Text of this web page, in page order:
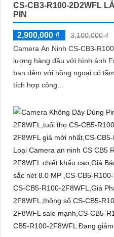
CS-CB3-R100-2D2WFL
PIN
2,900,000 ₫
3,100,000 ₫
Camera An Ninh CS-CB3-
lượng hàng đầu với hình ảnh
ban đêm với hồng ngoại có tầm
tích hợp công...